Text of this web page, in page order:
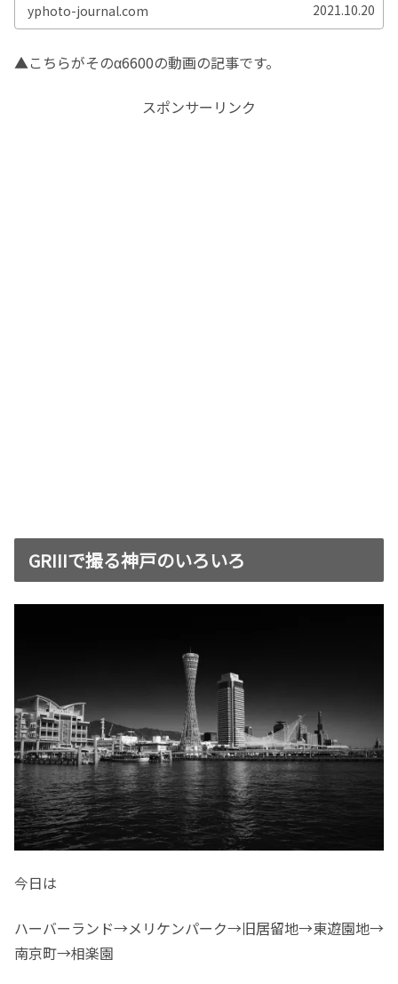
yphoto-journal.com 2021.10.20
▲こちらがそのα6600の動画の記事です。
スポンサーリンク
GRIIIで撮る神戸のいろいろ
今日は
ハーバーランド→メリケンパーク→旧居留地→東遊園地→
南京町→相楽園